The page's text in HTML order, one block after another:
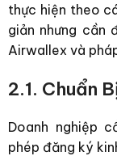
thực hiện theo
giản nhưng cần
Airwallex và
2.1. Chuẩn
Doanh nghiệp
phép đăng ký